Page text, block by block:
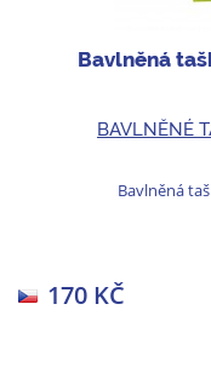
Bavlněná
BAVLNĚNÉ
Bavlněná
170 KČ